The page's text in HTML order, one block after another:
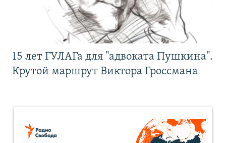
15 лет ГУЛАГа для "адвоката Пушкина".
Крутой маршрут Виктора Гроссмана